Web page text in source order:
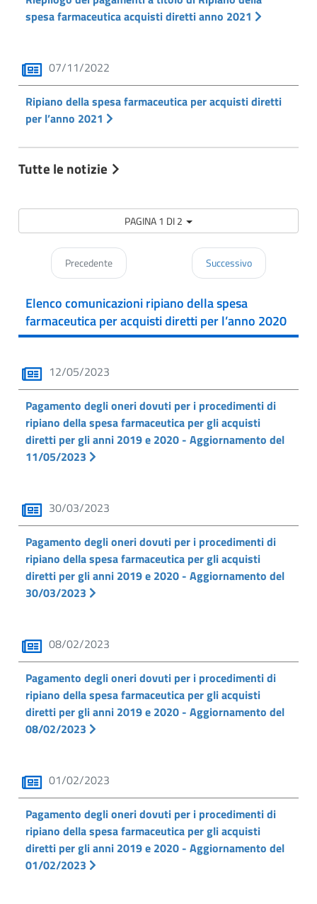
spesa farmaceutica acquisti diretti anno 2021
07/11/2022
Ripiano della spesa farmaceutica per acquisti diretti
per l’anno 2021
Tutte le notizie
PAGINA 1 DI 2
Precedente Successivo
Elenco comunicazioni ripiano della spesa
farmaceutica per acquisti diretti per l’anno 2020
12/05/2023
Pagamento degli oneri dovuti per i procedimenti di
ripiano della spesa farmaceutica per gli acquisti
diretti per gli anni 2019 e 2020 - Aggiornamento del
11/05/2023
30/03/2023
Pagamento degli oneri dovuti per i procedimenti di
ripiano della spesa farmaceutica per gli acquisti
diretti per gli anni 2019 e 2020 - Aggiornamento del
30/03/2023
08/02/2023
Pagamento degli oneri dovuti per i procedimenti di
ripiano della spesa farmaceutica per gli acquisti
diretti per gli anni 2019 e 2020 - Aggiornamento del
08/02/2023
01/02/2023
Pagamento degli oneri dovuti per i procedimenti di
ripiano della spesa farmaceutica per gli acquisti
diretti per gli anni 2019 e 2020 - Aggiornamento del
01/02/2023